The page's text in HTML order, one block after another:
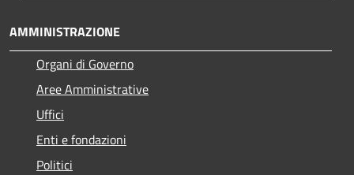
AMMINISTRAZIONE
Organi di Governo
Aree Amministrative
Uffici
Enti e fondazioni
Politici